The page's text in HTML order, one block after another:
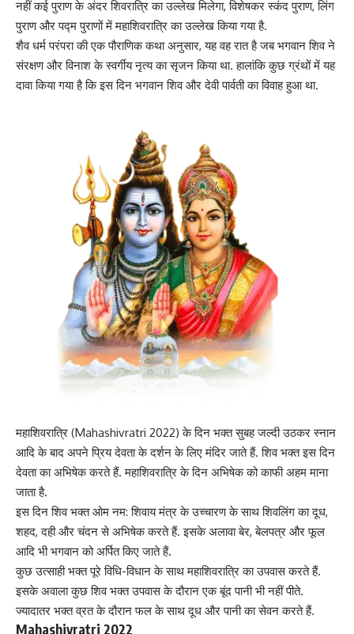
नहीं कई पुराण के अंदर शिवरात्रि का उल्लेख मिलेगा, विशेषकर स्कंद पुराण, लिंग
पुराण और पद्म पुराणों मेंमहाशिवरात्रि का उल्लेखकिया गया है.
शैव धर्म परंपरा की एक पौराणिक कथा अनुसार, यह वह रात है जब भगवान शिव ने
संरक्षण और विनाश के स्वर्गीय नृत्य का सृजन किया था. हालांकि कुछ ग्रंथों में यह
दावा किया गया है कि इस दिन भगवान शिव और देवी पार्वती का विवाह हुआ था.
महाशिवरात्रि (Mahashivratri 2022) के दिन भक्त सुबह जल्दी उठकर स्नान
आदि के बाद अपने प्रिय देवता के दर्शन के लिए मंदिर जाते हैं. शिव भक्त इस दिन
देवता का अभिषेक करते हैं.महाशिवरात्रि के दिन अभिषेक को काफी अहम माना
जाता है.
इस दिन शिव भक्त ओम नम: शिवाय मंत्र के उच्चारण के साथ शिवलिंग का दूध,
शहद, दही और चंदन से अभिषेक करते हैं. इसके अलावा बेर, बेलपत्र और फूल
आदि भी भगवान को अर्पित किए जाते हैं.
कुछ उत्साही भक्त पूरे विधि-विधान के साथमहाशिवरात्रि का उपवासकरते हैं.
इसके अवाला कुछ शिव भक्त उपवास के दौरान एक बूंद पानी भी नहीं पीते.
ज्यादातर भक्त व्रत के दौरान फल के साथ दूध और पानी का सेवन करते हैं.
Mahashivratri 2022